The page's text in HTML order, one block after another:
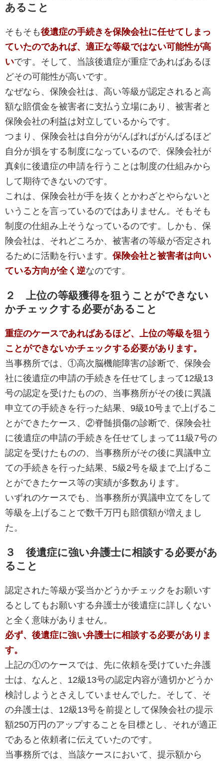
あること
そもそも後遺症の手続きを保険会社に任せてしまっ
ていたのであれば、適正な等級ではない可能性が高
いです。そして、当該後遺症が重症であればあるほ
どその可能性が高いです。
なぜなら、保険会社は、高い等級が認定されると高
額な賠償金を被害者に支払う立場にあり、被害者と
保険会社の利益は対立しているからです。
つまり、保険会社は自分ががんばればがんばるほど
自分が損をする制度になっているので、保険会社が
真剣に後遺症の申請を行うことは制度の仕組みから
して期待できないのです。
これは、保険会社が手を抜くとかわざとやらないと
いうことを言っているのではありません。そもそも
制度の仕組み上そうなっているのです。しかも、保
険会社は、それどころか、被害者の等級が否定され
るために活動を行います。 保険会社と被害者は向い
ている方向が全く逆なのです。
２ 上位の等級獲得を狙うことができない
かチェックする必要があること
重症のケースであればあるほど、上位の等級を狙う
ことができないかチェックする必要があります。
当事務所では、①高次脳機能障害の診断で、保険会
社に後遺症の申請の手続きを任せてしまって12級13
号の認定を受けたものの、当事務所がその後に異議
申立ての手続きを行った結果、9級10号まで上げるこ
とができたケース、②脊髄損傷の診断で、保険会社
に後遺症の申請の手続きを任せてしまって11級7号の
認定を受けたものの、当事務所がその後に異議申立
ての手続きを行った結果、5級2号を級まで上げるこ
とができたケース等の実績が多数あります。
いずれのケースでも、当事務所が異議申立てをして
等級を上げることで数千万円も賠償額が増えまし
た。
３ 後遺症に強い弁護士に相談する必要があ
ること
認定された等級が妥当かどうかチェックをお願いす
るとしてもお願いする弁護士が後遺症に詳しくない
と全く意味がありません。
必ず、後遺症に強い弁護士に相談する必要がありま
す。
上記の①のケースでは、先に依頼を受けていた弁護
士は、なんと、12級13号の認定内容が適切かどうか
検討しようとさえしていませんでした。そして、そ
の弁護士は、12級13号を前提として保険会社の提示
額250万円のアップすることを目標とし、それが適正
であると依頼者に伝えていたのです。
当事務所では、当該ケースにおいて、提示額から